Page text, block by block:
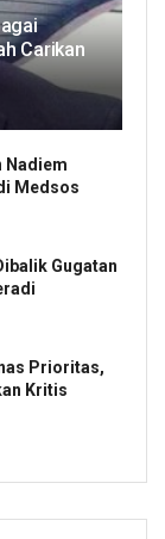
Carikan
Nadiem
Medsos
Gugatan
Prioritas,
Kritis